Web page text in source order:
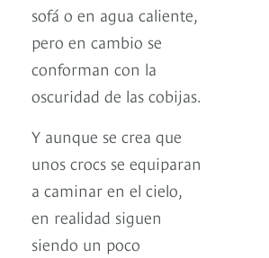
sofá o en agua caliente,
pero en cambio se
conforman con la
oscuridad de las cobijas.
Y aunque se crea que
unos crocs se equiparan
a caminar en el cielo,
en realidad siguen
siendo un poco